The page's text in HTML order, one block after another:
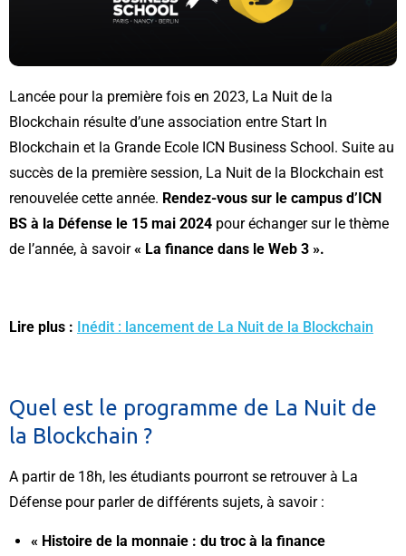
Lancée pour la première fois en 2023, La Nuit de la
Blockchain résulte d’une association entre Start In
Blockchain et la Grande Ecole ICN Business School. Suite au
succès de la première session, La Nuit de la Blockchain est
renouvelée cette année. Rendez-vous sur le campus d’ICN
BS à la Défense le 15 mai 2024 pour échanger sur le thème
de l’année, à savoir« La finance dans le Web 3 ».
Lire plus : Inédit : lancement de La Nuit de la Blockchain
Quel est le programme de La Nuit de
la Blockchain ?
A partir de 18h, les étudiants pourront se retrouver à La
Défense pour parler de différents sujets, à savoir :
« Histoire de la monnaie : du troc à la finance